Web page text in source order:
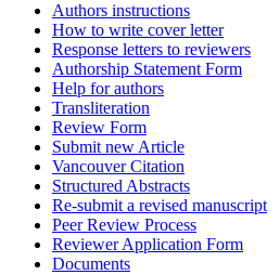
Authors instructions
How to write cover letter
Response letters to reviewers
Authorship Statement Form
Help for authors
Transliteration
Review Form
Submit new Article
Vancouver Citation
Structured Abstracts
Re-submit a revised manuscript
Peer Review Process
Reviewer Application Form
Documents